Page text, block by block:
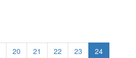
20 21 22 23
24